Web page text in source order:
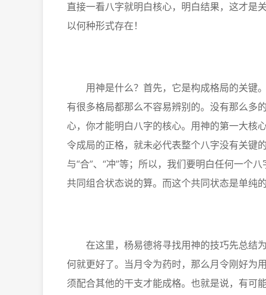
直接一看八字就明白核心，明白结果，这才是
以何种形式存在！
用神是什么？首先，它是构成格局的关键。
有很多格局都那么不容易辨别的。没有那么多
心，你才能明白八字的核心。用神的第一大核
令成局的正格，就未必代表整个八字没有关键
与“合”、“冲”等；所以，我们要明白任何一个
共同组合状态说的算。而这个共同状态是单纯
在这里，杨易德将寻找用神的技巧先总结为
何就更好了。当月令为药时，那么月令刚好为
须配合其他的干支才能成格。也就是说，有可